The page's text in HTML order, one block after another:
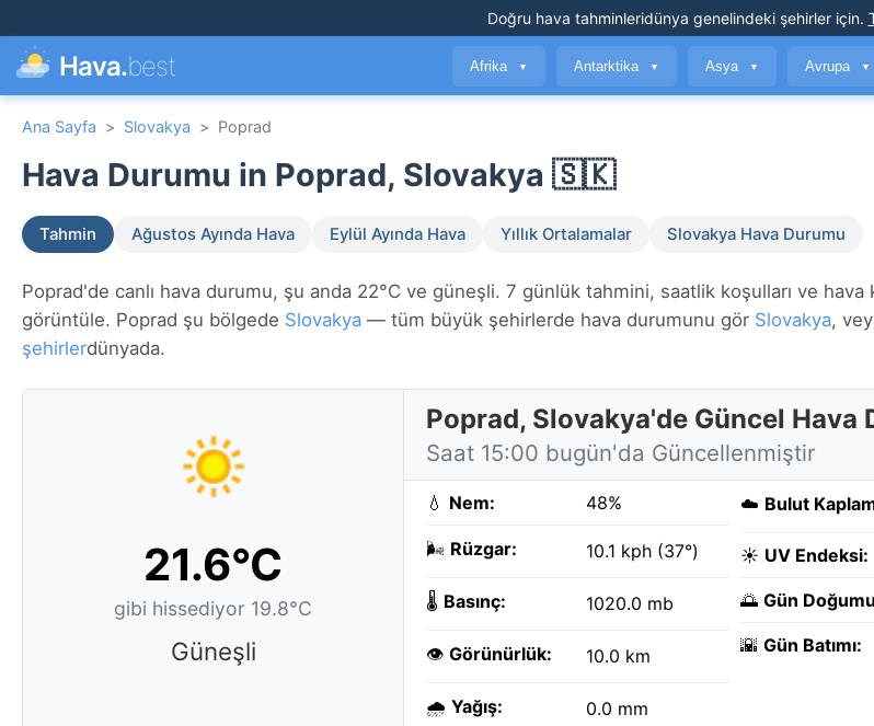
Doğru hava tahminleridünya genelindeki şehirler için.
Hava.best Afrika ▼ Antarktika ▼ Asya ▼ Avrupa ▼
Ana Sayfa > Slovakya > Poprad
Hava Durumu in Poprad, Slovakya 🇸🇰
Tahmin Ağustos Ayında Hava Eylül Ayında Hava Yıllık Ortalamalar Slovakya Hava Durumu
Poprad'de canlı hava durumu, şu anda 22°C ve güneşli. 7 günlük tahmini, saatlik koşulları ve
görüntüle. Poprad şu bölgede Slovakya — tüm büyük şehirlerde hava durumunu gör Slovakya,
şehirlerdünyada.
21.6°C
gibi hissediyor 19.8°C
Güneşli
Poprad, Slovakya'de Güncel Hava
Saat 15:00 bugün'da Güncellenmiştir
💧 Nem: 48%
🌬️ Rüzgar: 10.1 kph (37°)
🌡️ Basınç: 1020.0 mb
👁️ Görünürlük: 10.0 km
🌧️ Yağış: 0.0 mm
☁️ Bulut
☀️ UV Endeksi:
🌅 Gün
🌇 Gün Batımı: